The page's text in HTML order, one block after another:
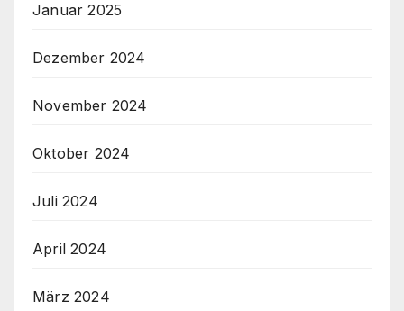
Januar 2025
Dezember 2024
November 2024
Oktober 2024
Juli 2024
April 2024
März 2024